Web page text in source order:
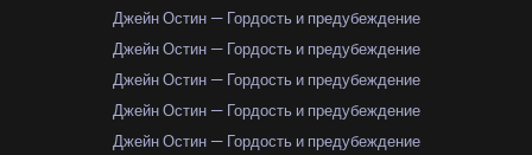
Джейн Остин — Гордость и предубеждение
Джейн Остин — Гордость и предубеждение
Джейн Остин — Гордость и предубеждение
Джейн Остин — Гордость и предубеждение
Джейн Остин — Гордость и предубеждение